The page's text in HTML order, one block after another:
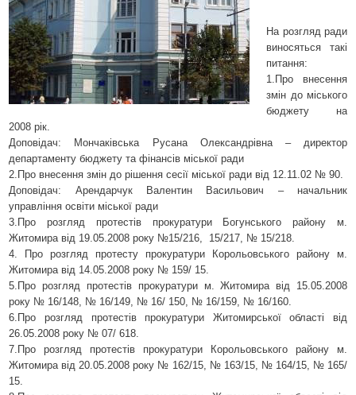
На розгляд ради
виносяться такі
питання:
1.Про внесення
змін до міського
бюджету на
2008 рік.
Доповідач:
Мончаківська Русана Олександрівна– директор
департаменту бюджету та фінансів міської ради
2.Про внесення змін до рішення сесії міської ради від 12.11.02 № 90.
Доповідач: Арендарчук Валентин Васильович – начальник
управління освіти міської ради
3.Про розгляд протестів прокуратури Богунського району м.
Житомира від 19.05.2008 року №15/216,
15/217, № 15/218.
4. Про розгляд протесту прокуратури Корольовського району м.
Житомира від 14.05.2008 року № 159/ 15.
5.Про розгляд протестів прокуратури м. Житомира від 15.05.2008
року № 16/148, № 16/149, № 16/ 150, № 16/159, № 16/160.
6.Про розгляд протестів прокуратури Житомирської області від
26.05.2008 року № 07/ 618.
7.Про розгляд протестів прокуратури Корольовського району м.
Житомира від 20.05.2008 року № 162/15, № 163/15, № 164/15, № 165/
15.